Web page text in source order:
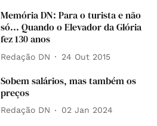
Memória DN: Para o turista e não
só... Quando o Elevador da Glória
fez 130 anos
Redação DN 24 Out 2015
Sobem salários, mas também os
preços
Redação DN 02 Jan 2024